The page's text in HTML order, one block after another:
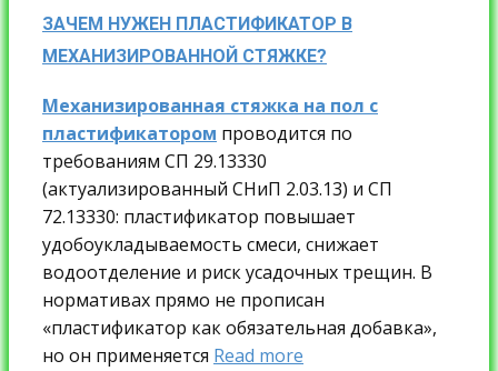
ЗАЧЕМ НУЖЕН ПЛАСТИФИКАТОР В
МЕХАНИЗИРОВАННОЙ СТЯЖКЕ?
Механизированная стяжка на пол с
пластификатором проводится по
требованиям СП 29.13330
(актуализированный СНиП 2.03.13) и СП
72.13330: пластификатор повышает
удобоукладываемость смеси, снижает
водоотделение и риск усадочных трещин. В
нормативах прямо не прописан
«пластификатор как обязательная добавка»,
но он применяется Read more